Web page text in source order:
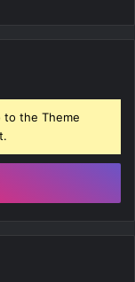
to the Theme